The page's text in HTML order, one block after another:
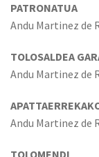
PATRONATUA
Andu Martinez de
TOLOSALDEA
Andu Martinez de
Andu Martinez de